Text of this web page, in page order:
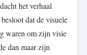
het verhaal
dat de visuele
waren om zijn visie
dan maar zijn